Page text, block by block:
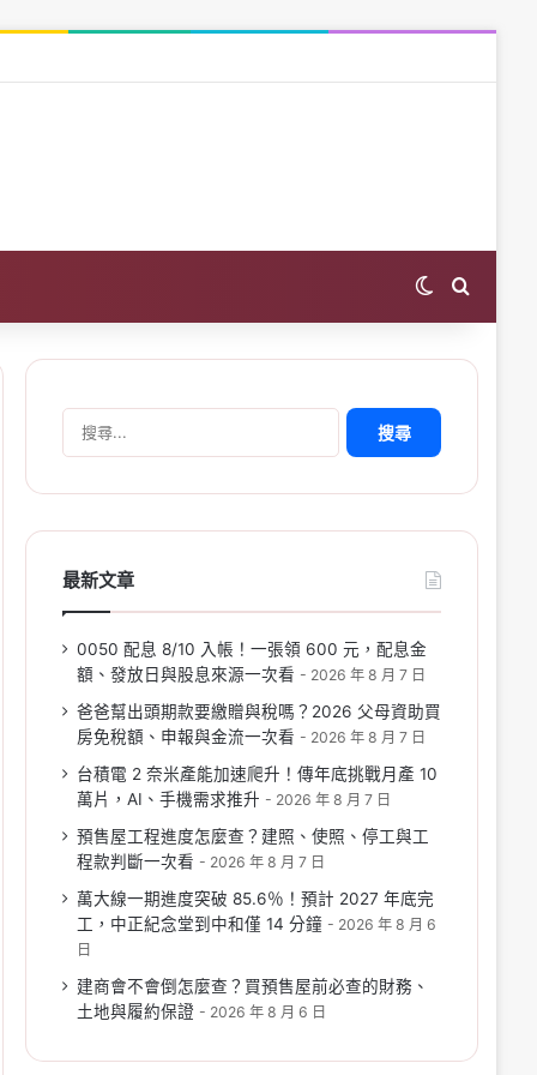
Switch skin
搜
鍵
最新文章
0050 配息 8/10 入帳！一張領 600 元，配息金
額、發放日與股息來源一次看
2026 年 8 月 7 日
爸爸幫出頭期款要繳贈與稅嗎？2026 父母資助買
房免稅額、申報與金流一次看
2026 年 8 月 7 日
台積電 2 奈米產能加速爬升！傳年底挑戰月產 10
萬片，AI、手機需求推升
2026 年 8 月 7 日
預售屋工程進度怎麼查？建照、使照、停工與工
程款判斷一次看
2026 年 8 月 7 日
萬大線一期進度突破 85.6％！預計 2027 年底完
工，中正紀念堂到中和僅 14 分鐘
2026 年 8 月 6
日
建商會不會倒怎麼查？買預售屋前必查的財務、
土地與履約保證
2026 年 8 月 6 日